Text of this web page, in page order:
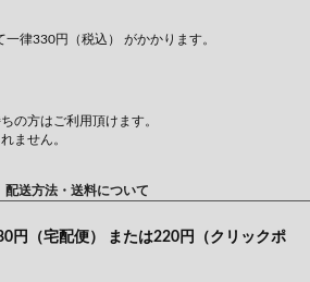
律330円（税込） がかかります。
の方はご利用頂けます。
ません。
配送方法・送料について
円（宅配便） または220円（クリックポ